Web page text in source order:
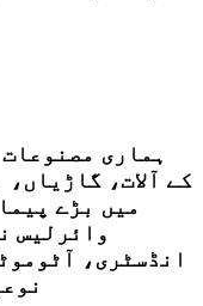
ہماری مصنوعات
کے آلات،
میں بڑے
وائرلیس
انڈسٹری،